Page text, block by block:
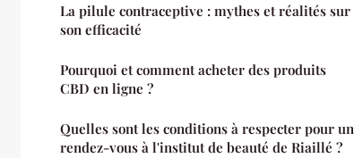
La pilule contraceptive : mythes et réalités sur
son efficacité
Pourquoi et comment acheter des produits
CBD en ligne ?
Quelles sont les conditions à respecter pour un
rendez-vous à l'institut de beauté de Riaillé ?